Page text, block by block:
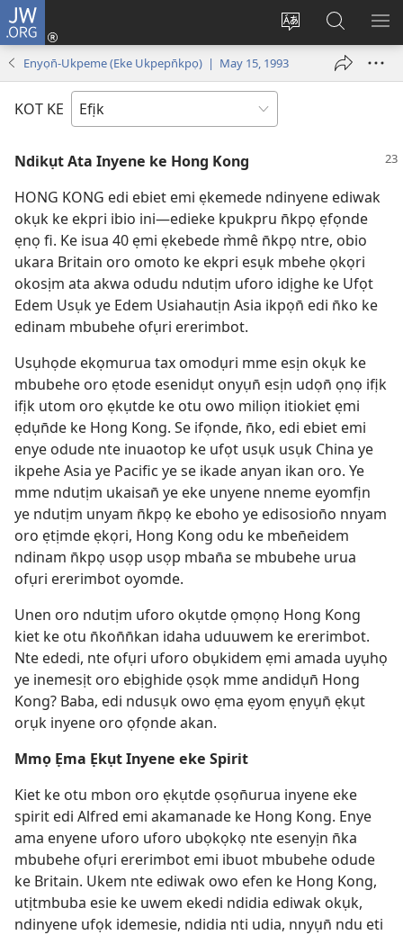
JW.ORG
Kpụhọ
ikpehe
Dụk
(opens
Yom
N̄kpọ
ke
Enyọn̄-Ukpeme (Eke Ukpepn̄kpọ) | May 15, 1993
KOT KE
Ndikụt Ata Inyene ke Hong Kong
HONG KONG edi ebiet emi ẹkemede ndinyene ediwak
okụk ke ekpri ibio ini—edieke kpukpru n̄kpọ ẹfọnde
ẹnọ fi. Ke isua 40 ẹmi ẹkebede m̀mê n̄kpọ ntre, obio
ukara Britain oro omoto ke ekpri esụk mbehe ọkọri
okosịm ata akwa odudu ndutịm uforo idịghe ke Ufọt
Edem Usụk ye Edem Usiahautịn Asia ikpọn̄ edi n̄ko ke
edinam mbubehe ofụri ererimbot.
Usụhọde ekọmurua tax omodụri mme esịn okụk ke
mbubehe oro ẹtode esenidụt onyụn̄ esịn udọn̄ ọnọ ifịk
ifịk utom oro ẹkụtde ke otu owo miliọn itiokiet ẹmi
ẹdụn̄de ke Hong Kong. Se ifọnde, n̄ko, edi ebiet emi
enye odude nte inuaotop ke ufọt usụk usụk China ye
ikpehe Asia ye Pacific ye se ikade anyan ikan oro. Ye
mme ndutịm ukaisan̄ ye eke unyene nneme eyomfịn
ye ndutịm unyam n̄kpọ ke eboho ye edisosion̄o nnyam
oro ẹtịmde ẹkọri, Hong Kong odu ke mben̄eidem
ndinam n̄kpọ usọp usọp mban̄a se mbubehe urua
ofụri ererimbot oyomde.
Unen oro ndutịm uforo okụtde ọmọnọ Hong Kong
kiet ke otu n̄kon̄n̄kan idaha uduuwem ke ererimbot.
Nte ededi, nte ofụri uforo obụkidem ẹmi amada uyụhọ
ye inemesịt oro ebịghide ọsọk mme andidụn̄ Hong
Kong? Baba, edi ndusụk owo ẹma ẹyom ẹnyụn̄ ẹkụt
orụk inyene oro ọfọnde akan.
Mmọ Ẹma Ẹkụt Inyene eke Spirit
Kiet ke otu mbon oro ẹkụtde ọsọn̄urua inyene eke
spirit edi Alfred emi akamanade ke Hong Kong. Enye
ama enyene uforo uforo ubọkọkọ nte esenyịn n̄ka
mbubehe ofụri ererimbot emi ibuot mbubehe odude
ke Britain. Ukem nte ediwak owo efen ke Hong Kong,
utịtmbuba esie ke uwem ekedi ndidia ediwak okụk,
ndinyene ufọk idemesie, ndidia nti udia, nnyụn̄ ndu eti